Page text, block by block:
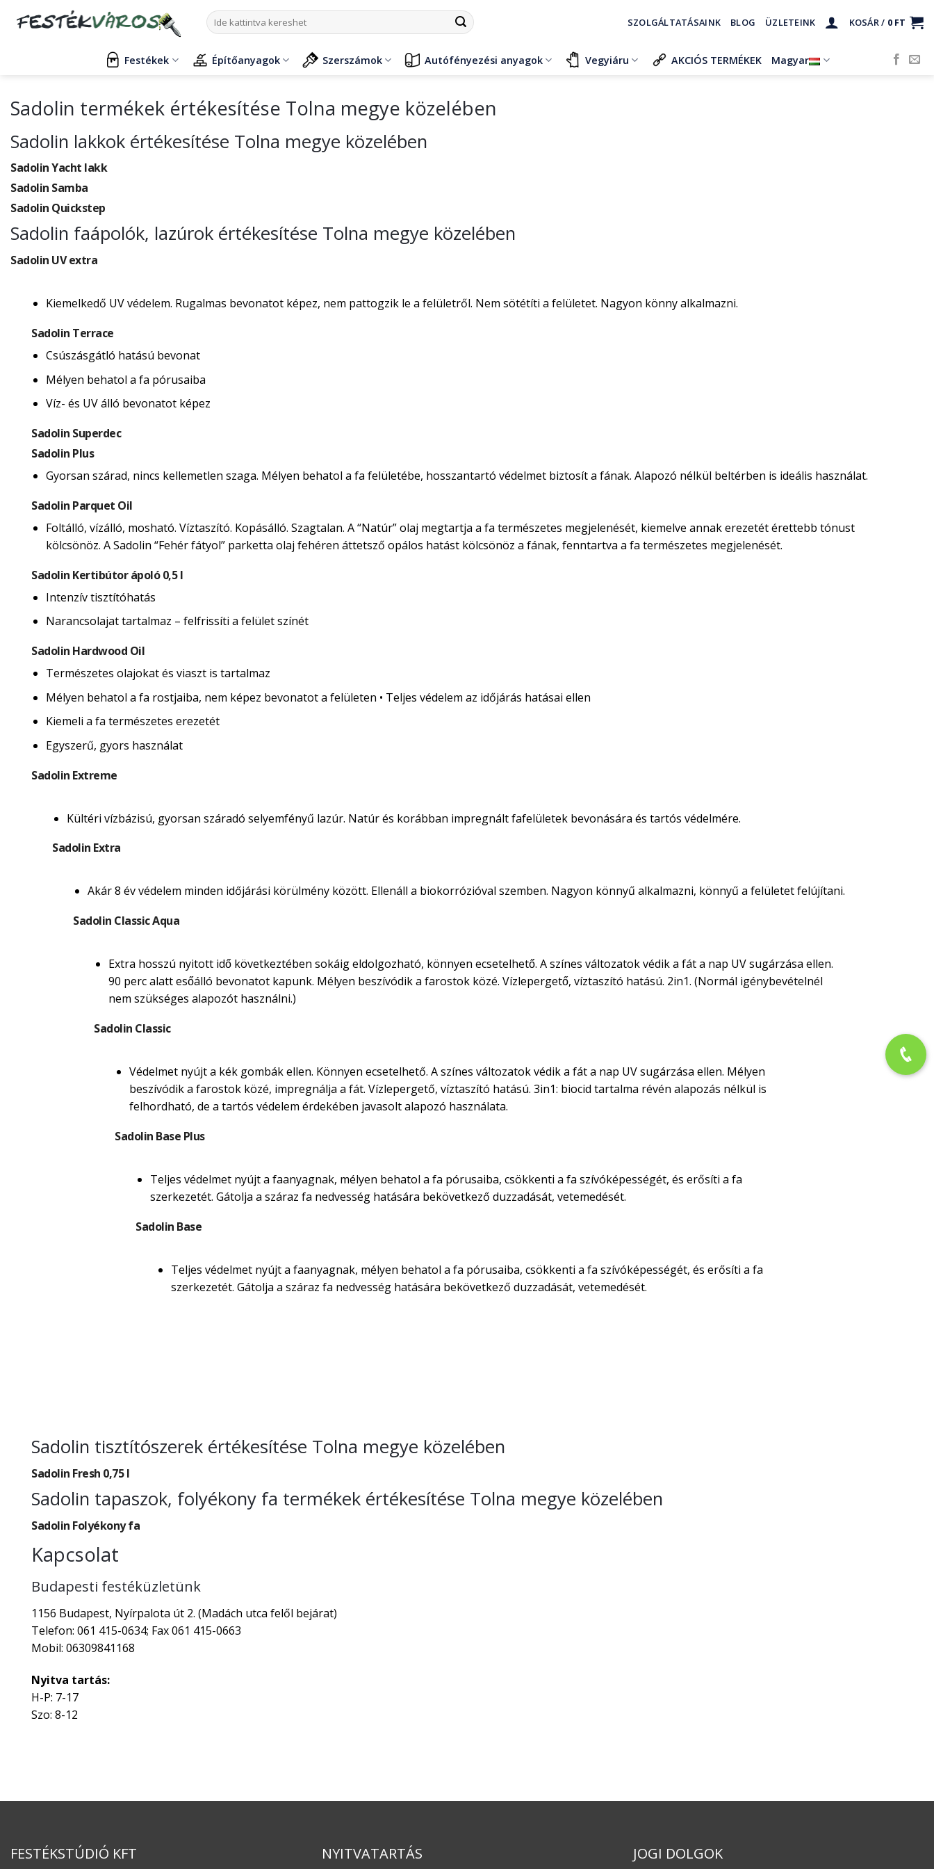
Keresés
a
SZOLGÁLTATÁSAINK BLOG ÜZLETEINK KOSÁR / 0 FT
Festékek Építőanyagok Szerszámok Autófényezési anyagok Vegyiáru AKCIÓS TERMÉKEK Magyar
Sadolin termékek értékesítése Tolna megye közelében
Sadolin lakkok értékesítése Tolna megye közelében
Sadolin Yacht lakk
Sadolin Samba
Sadolin Quickstep
Sadolin faápolók, lazúrok értékesítése Tolna megye közelében
Sadolin UV extra
Kiemelkedő UV védelem. Rugalmas bevonatot képez, nem pattogzik le a felületről. Nem sötétíti a felületet. Nagyon könny alkalmazni.
Sadolin Terrace
Csúszásgátló hatású bevonat
Mélyen behatol a fa pórusaiba
Víz- és UV álló bevonatot képez
Sadolin Superdec
Sadolin Plus
Gyorsan szárad, nincs kellemetlen szaga. Mélyen behatol a fa felületébe, hosszantartó védelmet biztosít a fának. Alapozó nélkül beltérben is ideális használat.
Sadolin Parquet Oil
Foltálló, vízálló, mosható. Víztaszító. Kopásálló. Szagtalan. A “Natúr” olaj megtartja a fa természetes megjelenését, kiemelve annak erezetét érettebb tónust
kölcsönöz. A Sadolin “Fehér fátyol” parketta olaj fehéren áttetsző opálos hatást kölcsönöz a fának, fenntartva a fa természetes megjelenését.
Sadolin Kertibútor ápoló 0,5 l
Intenzív tisztítóhatás
Narancsolajat tartalmaz – felfrissíti a felület színét
Sadolin Hardwood Oil
Természetes olajokat és viaszt is tartalmaz
Mélyen behatol a fa rostjaiba, nem képez bevonatot a felületen • Teljes védelem az időjárás hatásai ellen
Kiemeli a fa természetes erezetét
Egyszerű, gyors használat
Sadolin Extreme
Kültéri vízbázisú, gyorsan száradó selyemfényű lazúr. Natúr és korábban impregnált fafelületek bevonására és tartós védelmére.
Sadolin Extra
Akár 8 év védelem minden időjárási körülmény között. Ellenáll a biokorrózióval szemben. Nagyon könnyű alkalmazni, könnyű a felületet felújítani.
Sadolin Classic Aqua
Extra hosszú nyitott idő következtében sokáig eldolgozható, könnyen ecsetelhető. A színes változatok védik a fát a nap UV sugárzása ellen.
90 perc alatt esőálló bevonatot kapunk. Mélyen beszívódik a farostok közé. Vízlepergető, víztaszító hatású. 2in1. (Normál igénybevételnél
nem szükséges alapozót használni.)
Sadolin Classic
Védelmet nyújt a kék gombák ellen. Könnyen ecsetelhető. A színes változatok védik a fát a nap UV sugárzása ellen. Mélyen
beszívódik a farostok közé, impregnálja a fát. Vízlepergető, víztaszító hatású. 3in1: biocid tartalma révén alapozás nélkül is
felhordható, de a tartós védelem érdekében javasolt alapozó használata.
Sadolin Base Plus
Teljes védelmet nyújt a faanyagnak, mélyen behatol a fa pórusaiba, csökkenti a fa szívóképességét, és erősíti a fa
szerkezetét. Gátolja a száraz fa nedvesség hatására bekövetkező duzzadását, vetemedését.
Sadolin Base
Teljes védelmet nyújt a faanyagnak, mélyen behatol a fa pórusaiba, csökkenti a fa szívóképességét, és erősíti a fa
szerkezetét. Gátolja a száraz fa nedvesség hatására bekövetkező duzzadását, vetemedését.
Sadolin tisztítószerek értékesítése Tolna megye közelében
Sadolin Fresh 0,75 l
Sadolin tapaszok, folyékony fa termékek értékesítése Tolna megye közelében
Sadolin Folyékony fa
Kapcsolat
Budapesti festéküzletünk
1156 Budapest, Nyírpalota út 2. (Madách utca felől bejárat)
Telefon: 061 415-0634; Fax 061 415-0663
Mobil: 06309841168
Nyitva tartás:
H-P: 7-17
Szo: 8-12
FESTÉKSTÚDIÓ KFT NYITVATARTÁS JOGI DOLGOK